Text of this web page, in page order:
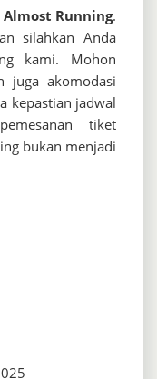
Almost Running.
silahkan Anda
kami. Mohon
juga akomodasi
kepastian jadwal
tiket
bukan menjadi